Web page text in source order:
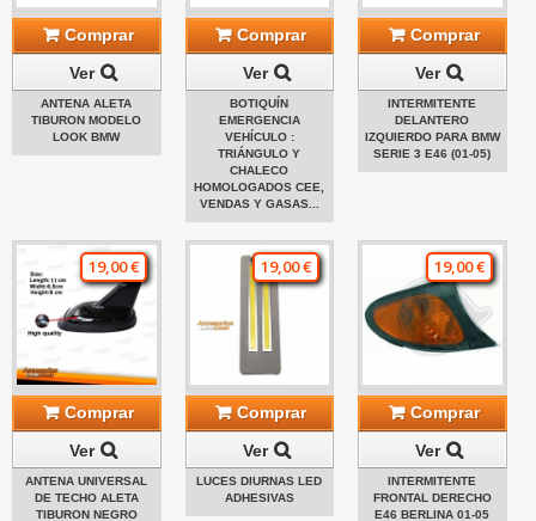
Comprar
Ver
ANTENA ALETA
TIBURON MODELO
LOOK BMW
Comprar
Ver
BOTIQUÍN
EMERGENCIA
VEHÍCULO :
TRIÁNGULO Y
CHALECO
HOMOLOGADOS CEE,
VENDAS Y GASAS...
Comprar
Ver
INTERMITENTE
DELANTERO
IZQUIERDO PARA BMW
SERIE 3 E46 (01-05)
19,00 €
Comprar
Ver
ANTENA UNIVERSAL
DE TECHO ALETA
TIBURON NEGRO
19,00 €
Comprar
Ver
LUCES DIURNAS LED
ADHESIVAS
19,00 €
Comprar
Ver
INTERMITENTE
FRONTAL DERECHO
E46 BERLINA 01-05